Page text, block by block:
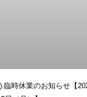
臨時休業のお知らせ【